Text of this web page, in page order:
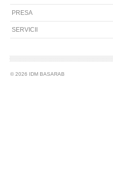
PRESA
SERVICII
© 2026 IDM BASARAB